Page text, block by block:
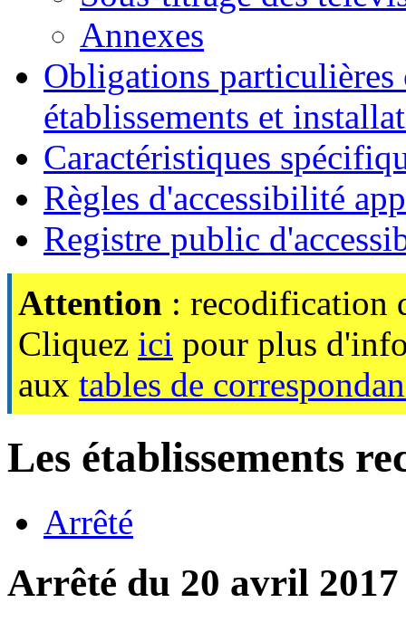
Annexes
Obligations particulières
établissements et
Caractéristiques
Règles d'accessibilité
Registre public
Attention : recodification
Cliquez ici pour plus
aux tables de
Les établissements
Arrêté
Arrêté du 20 avril 2017